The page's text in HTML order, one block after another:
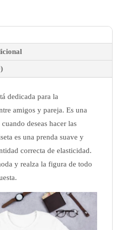
dedicada para la
amigos y pareja. Es una
deseas hacer las
es una prenda suave y
correcta de elasticidad.
y realza la figura de todo